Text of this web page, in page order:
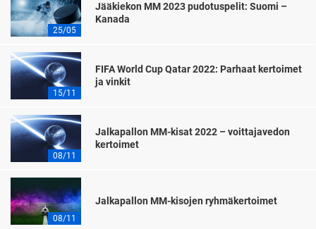
25/05
Jääkiekon MM 2023 pudotuspelit: Suomi –
Kanada
15/11
FIFA World Cup Qatar 2022: Parhaat kertoimet
ja vinkit
08/11
Jalkapallon MM-kisat 2022 – voittajavedon
kertoimet
08/11
Jalkapallon MM-kisojen ryhmäkertoimet